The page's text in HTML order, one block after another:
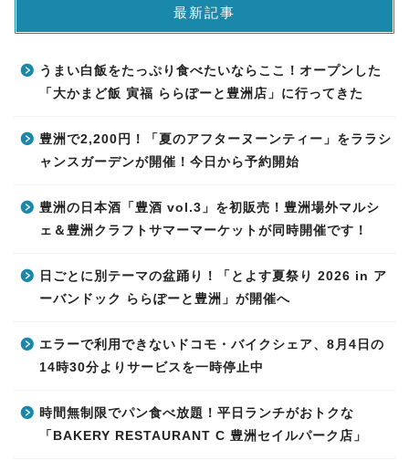
最新記事
うまい白飯をたっぷり食べたいならここ！オープンした
「大かまど飯 寅福 ららぽーと豊洲店」に行ってきた
豊洲で2,200円！「夏のアフターヌーンティー」をララシ
ャンスガーデンが開催！今日から予約開始
豊洲の日本酒「豊酒 vol.3」を初販売！豊洲場外マルシ
ェ＆豊洲クラフトサマーマーケットが同時開催です！
日ごとに別テーマの盆踊り！「とよす夏祭り 2026 in ア
ーバンドック ららぽーと豊洲」が開催へ
エラーで利用できないドコモ・バイクシェア、8月4日の
14時30分よりサービスを一時停止中
時間無制限でパン食べ放題！平日ランチがおトクな
「BAKERY RESTAURANT C 豊洲セイルパーク店」